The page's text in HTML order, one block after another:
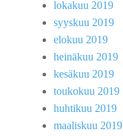
lokakuu 2019
syyskuu 2019
elokuu 2019
heinäkuu 2019
kesäkuu 2019
toukokuu 2019
huhtikuu 2019
maaliskuu 2019